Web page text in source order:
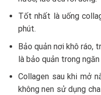
Tốt nhất là uống
phút.
Bảo quản nơi khô ráo,
là bảo quản trong
Collagen sau khi mở
không nen sử dụng